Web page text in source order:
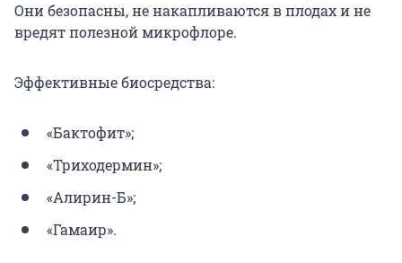
Они безопасны, не накапливаются в плодах и не
вредят полезной микрофлоре.
Эффективные биосредства:
«Бактофит»;
«Триходермин»;
«Алирин-Б»;
«Гамаир».